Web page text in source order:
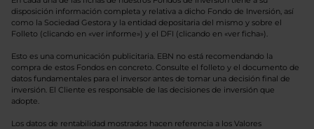
disposición información completa y relativa a dicho Fondo de Inversión, así
como la Sociedad Gestora y la entidad depositaria del mismo y sobre el
Folleto (clicando en «ver informe») y el DFI (clicando en «ver ficha»).
Esto es una comunicación publicitaria. EBN no está recomendando la
compra de estos Fondos en concreto. Consulte el folleto y el documento de
datos fundamentales para el inversor antes de tomar una decisión final de
inversión. El Cliente es responsable de las decisiones de inversión que
adopte.
Los datos de rentabilidad mostrados hacen referencia a los Valores